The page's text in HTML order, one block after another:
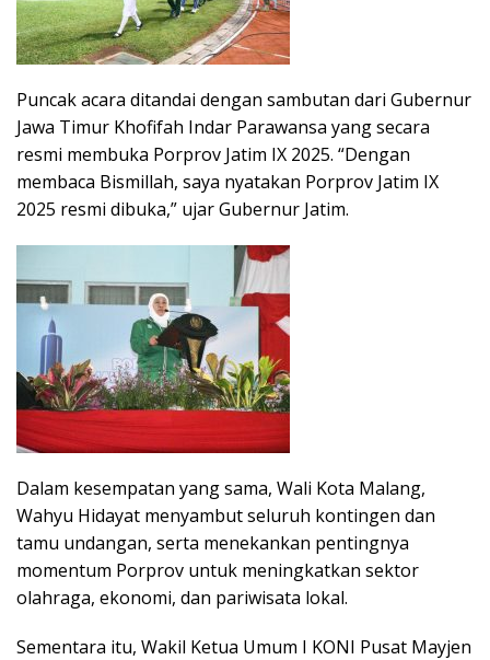
Puncak acara ditandai dengan sambutan dari Gubernur
Jawa Timur Khofifah Indar Parawansa yang secara
resmi membuka Porprov Jatim IX 2025. “Dengan
membaca Bismillah, saya nyatakan Porprov Jatim IX
2025 resmi dibuka,” ujar Gubernur Jatim.
Dalam kesempatan yang sama, Wali Kota Malang,
Wahyu Hidayat menyambut seluruh kontingen dan
tamu undangan, serta menekankan pentingnya
momentum Porprov untuk meningkatkan sektor
olahraga, ekonomi, dan pariwisata lokal.
Sementara itu, Wakil Ketua Umum I KONI Pusat Mayjen